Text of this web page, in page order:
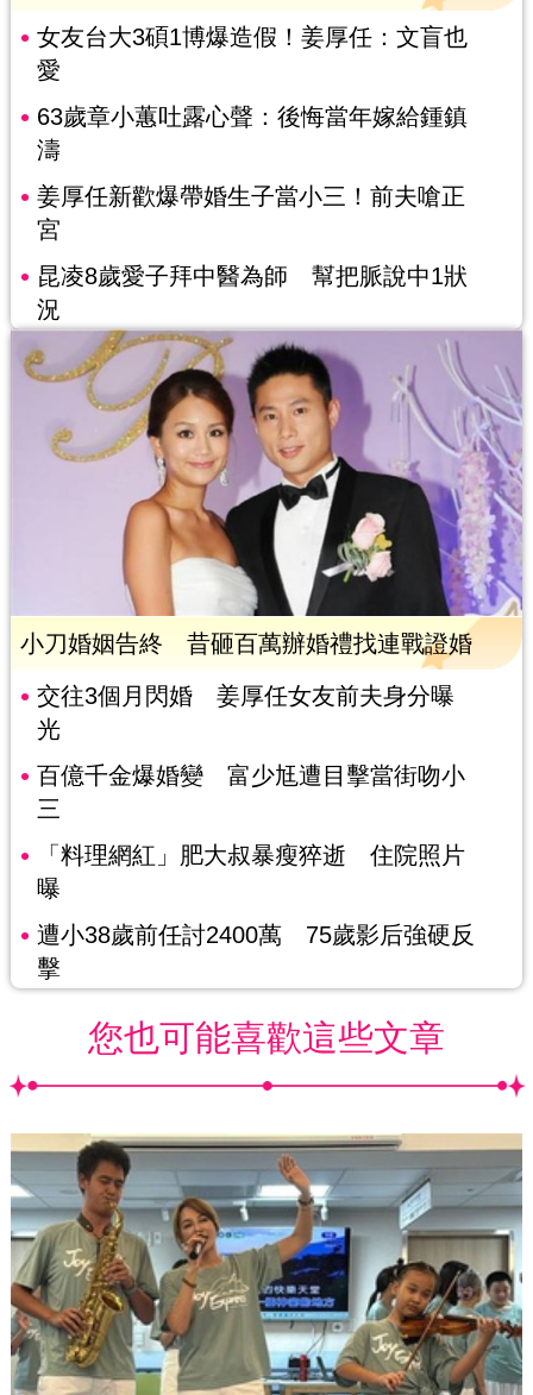
女友台大3碩1博爆造假！姜厚任：文盲也
愛
63歲章小蕙吐露心聲：後悔當年嫁給鍾鎮
濤
姜厚任新歡爆帶婚生子當小三！前夫嗆正
宮
昆凌8歲愛子拜中醫為師 幫把脈說中1狀
況
小刀婚姻告終 昔砸百萬辦婚禮找連戰證婚
交往3個月閃婚 姜厚任女友前夫身分曝
光
百億千金爆婚變 富少尪遭目擊當街吻小
三
「料理網紅」肥大叔暴瘦猝逝 住院照片
曝
遭小38歲前任討2400萬 75歲影后強硬反
擊
您也可能喜歡這些文章